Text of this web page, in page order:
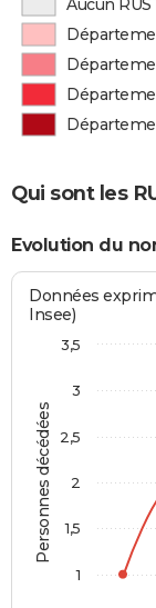
Aucun
Qui sont les
Evolution du
Personnes décédées
Données
Insee)
1
1,5
2
2,5
3
3,5